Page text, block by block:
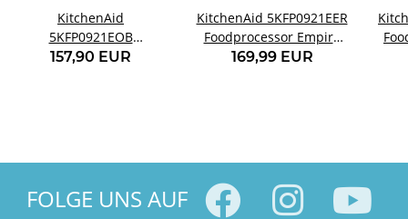
KitchenAid
5KFP0921EOB
Foodprocessor Onyx
157,90 EUR
KitchenAid 5KFP0921EER
Foodprocessor Empire
red
169,99 EUR
FOLGE UNS AUF